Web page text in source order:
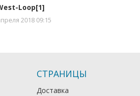
Loop[1]
2018 09:15
СТРАНИЦЫ
Доставка